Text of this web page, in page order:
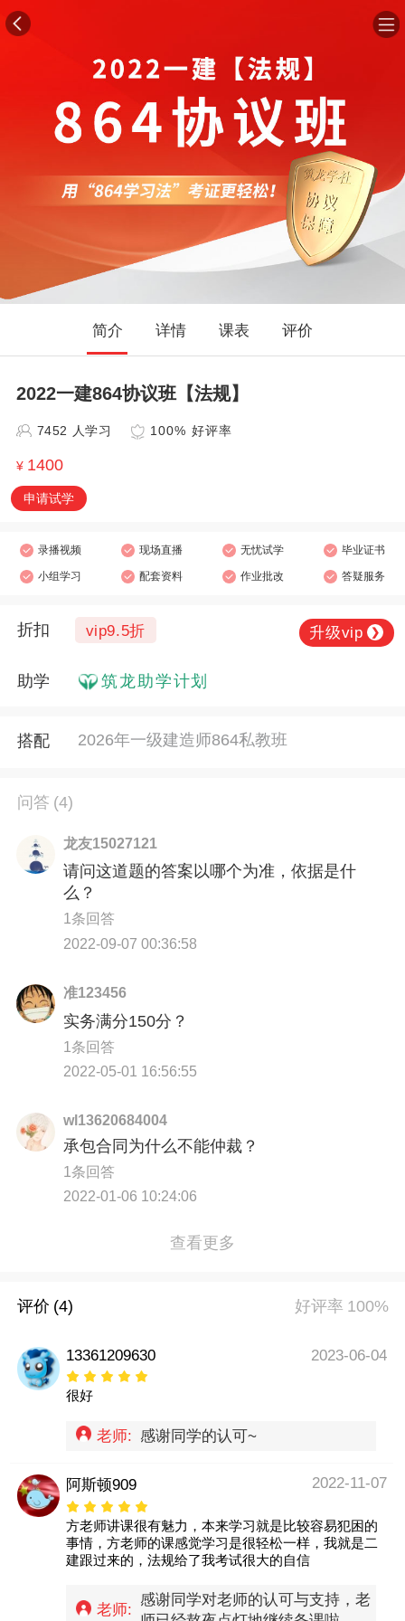
简介 详情 课表 评价
2022一建864协议班【法规】
7452 人学习 100% 好评率
¥ 1400
申请试学
录播视频 现场直播 无忧试学 毕业证书
小组学习 配套资料 作业批改 答疑服务
折扣 vip9.5折 升级vip ❯
助学 筑龙助学计划
搭配 2026年一级建造师864私教班
问答 (4)
龙友15027121
请问这道题的答案以哪个为准，依据是什
么？
1条回答
2022-09-07 00:36:58
准123456
实务满分150分？
1条回答
2022-05-01 16:56:55
wl13620684004
承包合同为什么不能仲裁？
1条回答
2022-01-06 10:24:06
查看更多
评价 (4) 好评率 100%
13361209630 2023-06-04
很好
老师: 感谢同学的认可~
阿斯顿909 2022-11-07
方老师讲课很有魅力，本来学习就是比较容易犯困的
事情，方老师的课感觉学习是很轻松一样，我就是二
建跟过来的，法规给了我考试很大的自信
老师:
感谢同学对老师的认可与支持，老